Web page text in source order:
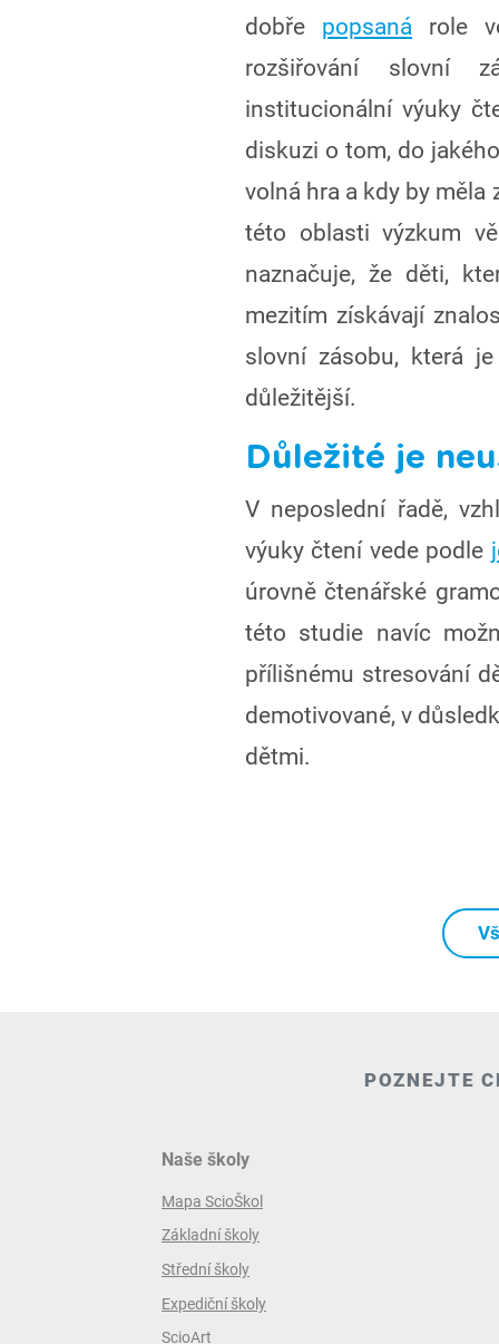
dobře popsaná role
rozšiřování slovní
institucionální výuky
diskuzi o tom, do
volná hra a kdy by
této oblasti výzkum
naznačuje, že děti,
mezitím získávají
slovní zásobu, která
důležitější.
Důležité je
V neposlední řadě,
výuky čtení vede podle
úrovně čtenářské
této studie navíc
přílišnému stresování
demotivované, v
dětmi.
POZNEJTE
Naše školy
Mapa ScioŠkol
Základní školy
Střední školy
Expediční školy
ScioArt